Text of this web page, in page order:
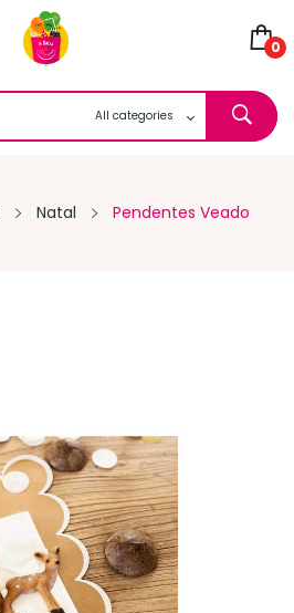
0
Natal Pendentes Veado